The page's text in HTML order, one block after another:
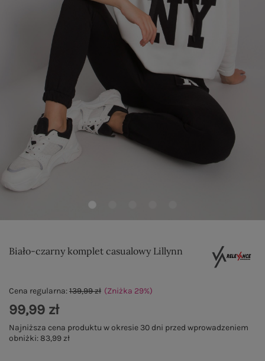
Biało-czarny komplet casualowy Lillynn
Cena regularna:139,99 zł (Zniżka 29%)
99,99 zł
Najniższa cena produktu w okresie 30 dni przed wprowadzeniem
obniżki: 83,99 zł